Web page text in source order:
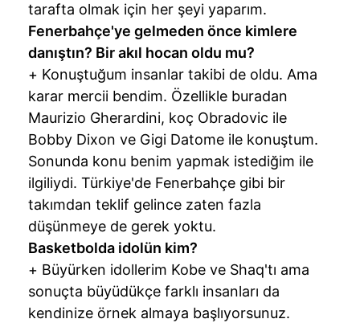
tarafta olmak için her şeyi yaparım.
Fenerbahçe'ye gelmeden önce kimlere
danıştın? Bir akıl hocan oldu mu?
+ Konuştuğum insanlar takibi de oldu. Ama
karar mercii bendim. Özellikle buradan
Maurizio Gherardini, koç Obradovic ile
Bobby Dixon ve Gigi Datome ile konuştum.
Sonunda konu benim yapmak istediğim ile
ilgiliydi. Türkiye'de Fenerbahçe gibi bir
takımdan teklif gelince zaten fazla
düşünmeye de gerek yoktu.
Basketbolda idolün kim?
+ Büyürken idollerim Kobe ve Shaq'tı ama
sonuçta büyüdükçe farklı insanları da
kendinize örnek almaya başlıyorsunuz.